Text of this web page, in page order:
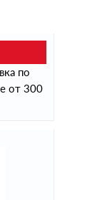
по
от 300